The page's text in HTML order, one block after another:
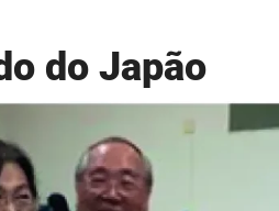
do Japão